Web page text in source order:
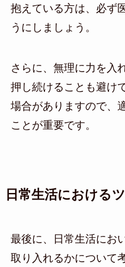
抱えている方は、必ず
うにしましょう。
さらに、無理に力を入
押し続けることも避け
場合がありますので、
ことが重要です。
日常生活における
最後に、日常生活にお
取り入れるかについて